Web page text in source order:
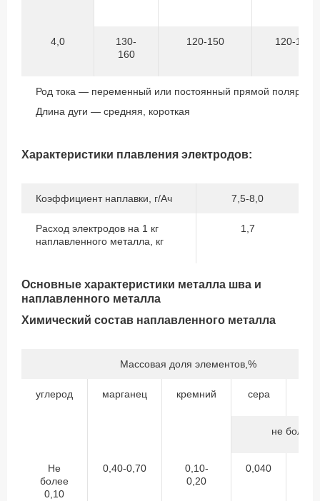
4,0
130-
160
120-150 120-140
Род тока — переменный или постоянный прямой
Длина дуги — средняя, короткая
Характеристики плавления электродов:
Коэффициент наплавки, г/Ач 7,5-8,0
Расход электродов на 1 кг
наплавленного металла, кг
1,7
Основные характеристики металла шва и
наплавленного металла
Химический состав наплавленного металла
Массовая доля элементов,%
углерод марганец кремний сера
не более
Не
более
0,10
0,40-0,70
0,10-
0,20
0,040